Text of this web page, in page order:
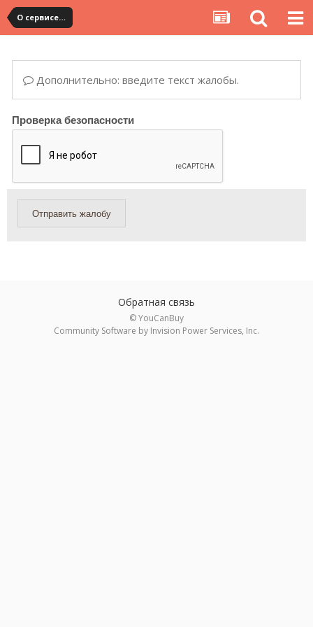
О сервисе, сайте и форуме
Дополнительно: введите текст жалобы.
Проверка безопасности
Отправить жалобу
Обратная связь
© YouCanBuy
Community Software by Invision Power Services, Inc.